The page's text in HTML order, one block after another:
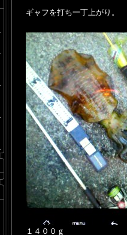
ギャフを打ち一丁上がり。
１４００ｇ